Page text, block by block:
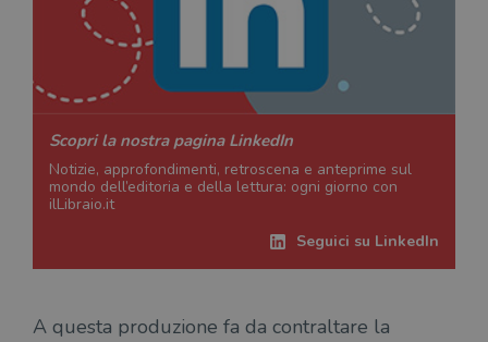
Scopri la nostra pagina LinkedIn
Notizie, approfondimenti, retroscena e anteprime sul
mondo dell’editoria e della lettura: ogni giorno con
ilLibraio.it
Seguici su LinkedIn
A questa produzione fa da contraltare la